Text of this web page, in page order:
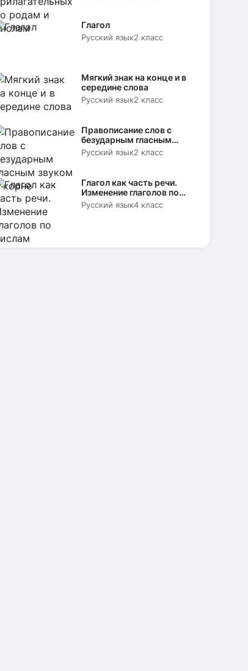
Глагол
Русский язык2 класс
Мягкий знак на конце и в
середине слова
Русский язык2 класс
Правописание слов с
безударным гласным
звуком в корне
Русский язык2 класс
Глагол как часть речи.
Изменение глаголов по
числам
Русский язык4 класс